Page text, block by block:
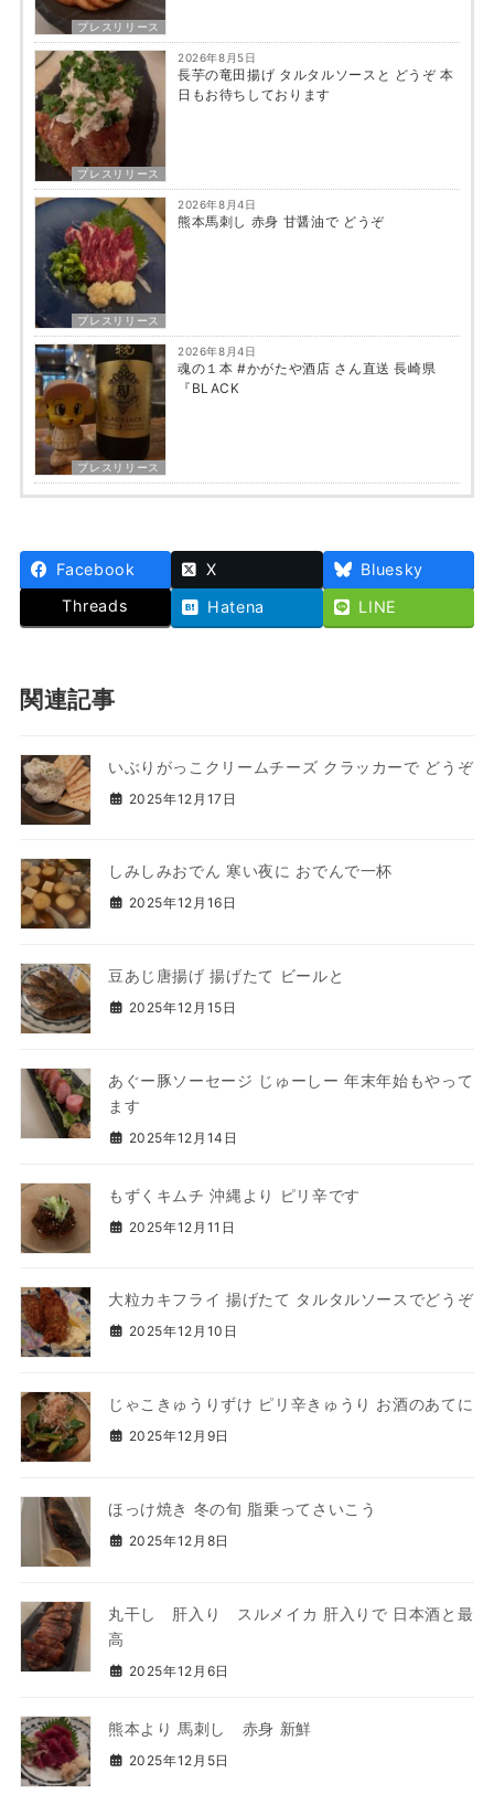
プレスリリース
プレスリリース
2026年8月5日
長芋の竜田揚げ タルタルソースと どうぞ 本
日もお待ちしております
プレスリリース
2026年8月4日
熊本馬刺し 赤身 甘醤油で どうぞ
プレスリリース
2026年8月4日
魂の１本 #かがたや酒店 さん直送 長崎県
『BLACK
Facebook X
Bluesky
Threads
Hatena LINE
関連記事
いぶりがっこクリームチーズ クラッカーで どうぞ
2025年12月17日
しみしみおでん 寒い夜に おでんで一杯
2025年12月16日
豆あじ唐揚げ 揚げたて ビールと
2025年12月15日
あぐー豚ソーセージ じゅーしー 年末年始もやって
ます
2025年12月14日
もずくキムチ 沖縄より ピリ辛です
2025年12月11日
大粒カキフライ 揚げたて タルタルソースでどうぞ
2025年12月10日
じゃこきゅうりずけ ピリ辛きゅうり お酒のあてに
2025年12月9日
ほっけ焼き 冬の旬 脂乗ってさいこう
2025年12月8日
丸干し 肝入り スルメイカ 肝入りで 日本酒と最
高
2025年12月6日
熊本より 馬刺し 赤身 新鮮
2025年12月5日